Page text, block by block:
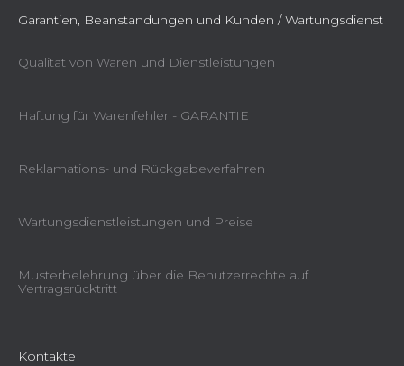
Garantien, Beanstandungen und Kunden / Wartungsdienst
Qualität von Waren und Dienstleistungen
Haftung für Warenfehler - GARANTIE
Reklamations- und Rückgabeverfahren
Wartungsdienstleistungen und Preise
Musterbelehrung über die Benutzerrechte auf
Vertragsrücktritt
Kontakte